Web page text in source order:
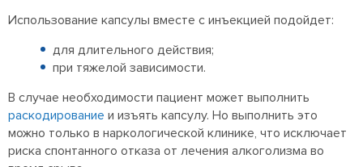
Использование капсулы вместе с инъекцией подойдет:
для длительного действия;
при тяжелой зависимости.
В случае необходимости пациент может выполнить
раскодирование и изъять капсулу. Но выполнить это
можно только в наркологической клинике, что исключает
риска спонтанного отказа от лечения алкоголизма во